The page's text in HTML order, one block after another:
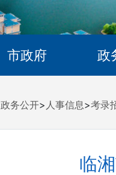
市政府 政
政务公开> 人事信息>考录
临